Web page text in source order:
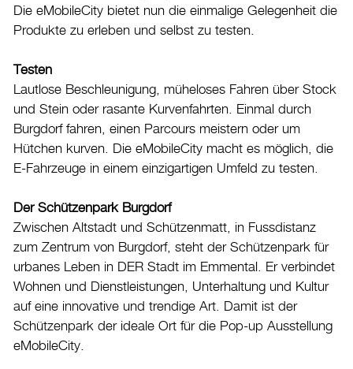
Die eMobileCity bietet nun die einmalige Gelegenheit die
Produkte zu erleben und selbst zu testen.
Testen
Lautlose Beschleunigung, müheloses Fahren über Stock
und Stein oder rasante Kurvenfahrten. Einmal durch
Burgdorf fahren, einen Parcours meistern oder um
Hütchen kurven. Die eMobileCity macht es möglich, die
E-Fahrzeuge in einem einzigartigen Umfeld zu testen.
Der Schützenpark Burgdorf
Zwischen Altstadt und Schützenmatt, in Fussdistanz
zum Zentrum von Burgdorf, steht der Schützenpark für
urbanes Leben in DER Stadt im Emmental. Er verbindet
Wohnen und Dienstleistungen, Unterhaltung und Kultur
auf eine innovative und trendige Art. Damit ist der
Schützenpark der ideale Ort für die Pop-up Ausstellung
eMobileCity.